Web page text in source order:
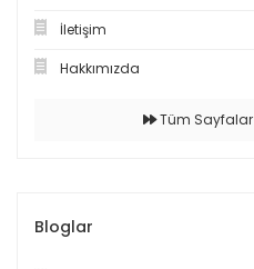
İletişim
Hakkımızda
Tüm Sayfalar
Bloglar